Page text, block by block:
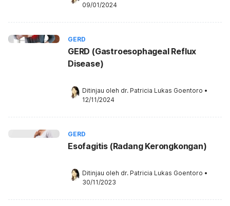
09/01/2024
GERD
GERD (Gastroesophageal Reflux
Disease)
Ditinjau oleh dr. Patricia Lukas Goentoro •
12/11/2024
GERD
Esofagitis (Radang Kerongkongan)
Ditinjau oleh dr. Patricia Lukas Goentoro •
30/11/2023